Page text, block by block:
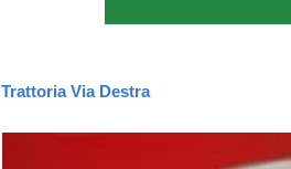
Trattoria Via Destra